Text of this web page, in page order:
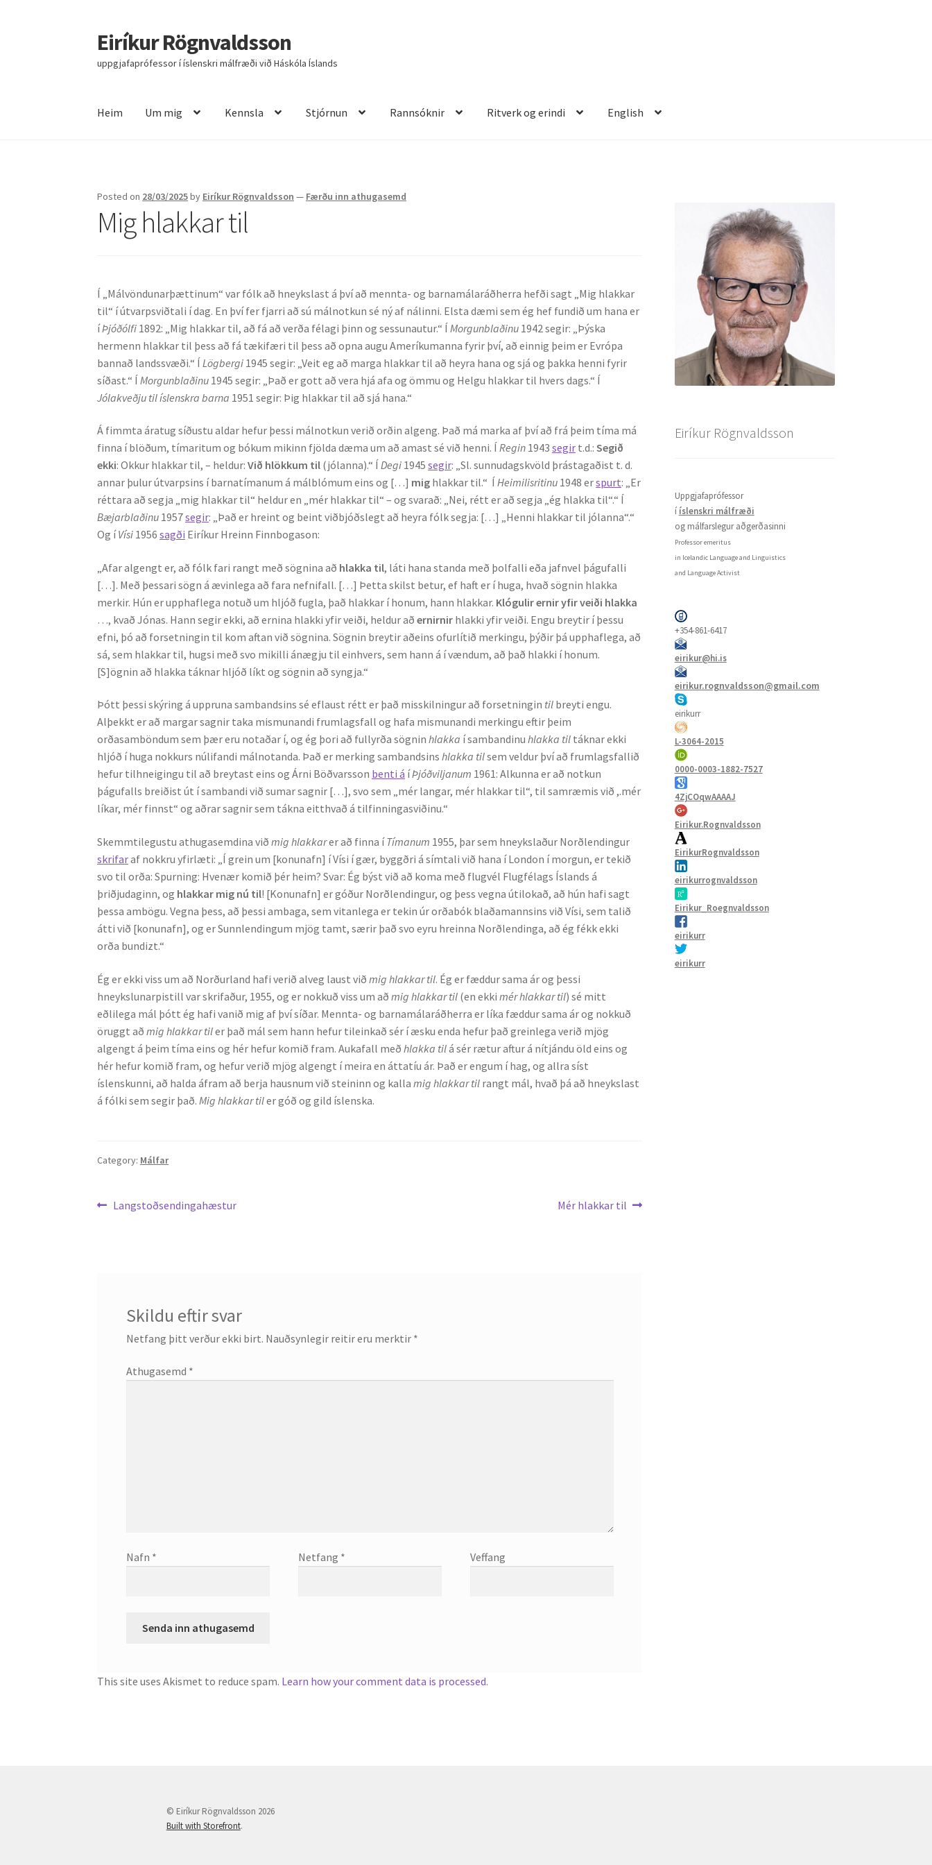
Fara
beint
í
Hoppa
yfir
í
Eiríkur Rögnvaldsson
uppgjafaprófessor í íslenskri málfræði við Háskóla Íslands
Heim Um mig Kennsla Stjórnun Rannsóknir Ritverk og erindi English
Posted on 28/03/2025by Eiríkur Rögnvaldsson — Færðu inn athugasemd
Mig hlakkar til
Í „Málvöndunarþættinum“ var fólk að hneykslast á því að mennta- og barnamálaráðherra hefði sagt „Mig hlakkar
til“ í útvarpsviðtali í dag. En því fer fjarri að sú málnotkun sé ný af nálinni. Elsta dæmi sem ég hef fundið um hana er
íÞjóðólfi 1892: „Mig hlakkar til, að fá að verða félagi þinn og sessunautur.“ Í Morgunblaðinu 1942 segir: „Þýska
hermenn hlakkar til þess að fá tækifæri til þess að opna augu Ameríkumanna fyrir því, að einnig þeim er Evrópa
bannað landssvæði.“ Í Lögbergi 1945 segir: „Veit eg að marga hlakkar til að heyra hana og sjá og þakka henni fyrir
síðast.“ Í Morgunblaðinu 1945 segir: „Það er gott að vera hjá afa og ömmu og Helgu hlakkar til hvers dags.“ Í
Jólakveðju til íslenskra barna 1951 segir: Þig hlakkar til að sjá hana.“
Á fimmta áratug síðustu aldar hefur þessi málnotkun verið orðin algeng. Það má marka af því að frá þeim tíma má
finna í blöðum, tímaritum og bókum mikinn fjölda dæma um að amast sé við henni. ÍRegin 1943segir t.d.:Segið
ekki: Okkur hlakkar til, – heldur:Við hlökkum til (jólanna).“ ÍDegi 1945segir: „Sl. sunnudagskvöld þrástagaðist t. d.
annar þulur útvarpsins í barnatímanum á málblómum eins og […] mig hlakkar til.“ ÍHeimilisritinu 1948 erspurt: „Er
réttara að segja „mig hlakkar til“ heldur en „mér hlakkar til“ – og svarað: „Nei, rétt er að segja „ég hlakka til“.“ Í
Bæjarblaðinu 1957segir: „Það er hreint og beint viðbjóðslegt að heyra fólk segja: […] „Henni hlakkar til jólanna“.“
Og íVísi 1956sagði Eiríkur Hreinn Finnbogason:
„Afar algengt er, að fólk fari rangt með sögnina að hlakka til, láti hana standa með þolfalli eða jafnvel þágufalli
[…]. Með þessari sögn á ævinlega að fara nefnifall. […] Þetta skilst betur, ef haft er í huga, hvað sögnin hlakka
merkir. Hún er upphaflega notuð um hljóð fugla, það hlakkar í honum, hann hlakkar. Klógulir ernir yfir veiði hlakka
…, kvað Jónas. Hann segir ekki, að ernina hlakki yfir veiði, heldur aðernirnir hlakki yfir veiði. Engu breytir í þessu
efni, þó að forsetningin til kom aftan við sögnina. Sögnin breytir aðeins ofurlítið merkingu, þýðir þá upphaflega, að
sá, sem hlakkar til, hugsi með svo mikilli ánægju til einhvers, sem hann á í vændum, að það hlakki í honum.
[S]ögnin að hlakka táknar hljóð líkt og sögnin að syngja.“
Þótt þessi skýring á uppruna sambandsins sé eflaust rétt er það misskilningur að forsetningin til breyti engu.
Alþekkt er að margar sagnir taka mismunandi frumlagsfall og hafa mismunandi merkingu eftir þeim
orðasamböndum sem þær eru notaðar í, og ég þori að fullyrða sögninhlakka í sambandinuhlakka til táknar ekki
hljóð í huga nokkurs núlifandi málnotanda. Það er merking sambandsinshlakka tilsem veldur því að frumlagsfallið
hefur tilhneigingu til að breytast eins og Árni Böðvarsson benti á íÞjóðviljanum 1961: Alkunna er að notkun
þágufalls breiðist út í sambandi við sumar sagnir […], svo sem „mér langar, mér hlakkar til“, til samræmis við ,.mér
líkar, mér finnst“ og aðrar sagnir sem tákna eitthvað á tilfinningasviðinu.“
Skemmtilegustu athugasemdina viðmig hlakkarer að finna íTímanum 1955, þar sem hneykslaður Norðlendingur
skrifaraf nokkru yfirlæti: „Í grein um [konunafn] í Vísi í gær, byggðri á símtali við hana í London í morgun, er tekið
svo til orða: Spurning: Hvenær komið þér heim? Svar: Ég býst við að koma með flugvél Flugfélags Íslands á
þriðjudaginn, og hlakkar mig nú til! [Konunafn] er góður Norðlendingur, og þess vegna útilokað, að hún hafi sagt
þessa ambögu. Vegna þess, að þessi ambaga, sem vitanlega er tekin úr orðabók blaðamannsins við Vísi, sem talið
átti við [konunafn], og er Sunnlendingum mjög tamt, særir það svo eyru hreinna Norðlendinga, að ég fékk ekki
orða bundizt.“
Ég er ekki viss um að Norðurland hafi verið alveg laust viðmig hlakkar til. Ég er fæddur sama ár og þessi
hneykslunarpistill var skrifaður, 1955, og er nokkuð viss um aðmig hlakkar til (en ekkimér hlakkar til) sé mitt
eðlilega mál þótt ég hafi vanið mig af því síðar. Mennta- og barnamálaráðherra er líka fæddur sama ár og nokkuð
öruggt aðmig hlakkar tiler það mál sem hann hefur tileinkað sér í æsku enda hefur það greinlega verið mjög
algengt á þeim tíma eins og hér hefur komið fram. Aukafall meðhlakka tilá sér rætur aftur á nítjándu öld eins og
hér hefur komið fram, og hefur verið mjög algengt í meira en áttatíu ár. Það er engum í hag, og allra síst
íslenskunni, að halda áfram að berja hausnum við steininn og kallamig hlakkar til rangt mál, hvað þá að hneykslast
á fólki sem segir það. Mig hlakkar tiler góð og gild íslenska.
Category: Málfar
Leiðarkerfi
Previous
Langstoðsendingahæstur
Next
Mér hlakkar til
Skildu eftir svar
Netfang þitt verður ekki birt. Nauðsynlegir reitir eru merktir *
Athugasemd *
Nafn * Netfang * Veffang
This site uses Akismet to reduce spam. Learn how your comment data is processed.
Eiríkur Rögnvaldsson
Uppgjafaprófessor
í íslenskri málfræði
og málfarslegur aðgerðasinni
Professor emeritus
in Icelandic Language and Linguistics
and Language Activist
+354-861-6417
eirikur@hi.is
eirikur.rognvaldsson@gmail.com
eirikurr
L-3064-2015
0000-0003-1882-7527
4ZjCOqwAAAAJ
Eirikur.Rognvaldsson
EirikurRognvaldsson
eirikurrognvaldsson
Eirikur_Roegnvaldsson
eirikurr
eirikurr
© Eiríkur Rögnvaldsson 2026
Built with Storefront.